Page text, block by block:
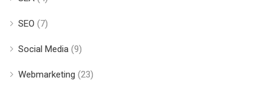
SEO (7)
Social Media (9)
Webmarketing (23)